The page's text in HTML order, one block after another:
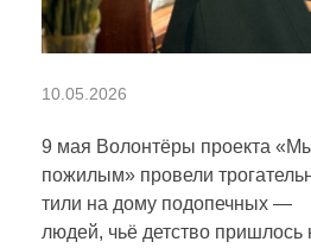
Ч
Т
О
10.05.2026
9 мая Волонтёры проекта
пожилым» провели
тили на дому подопечных —
людей, чьё детство пришлось